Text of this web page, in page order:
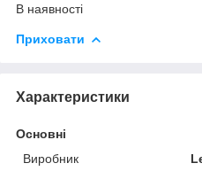
В наявності
Приховати
Характеристики
Основні
Виробник